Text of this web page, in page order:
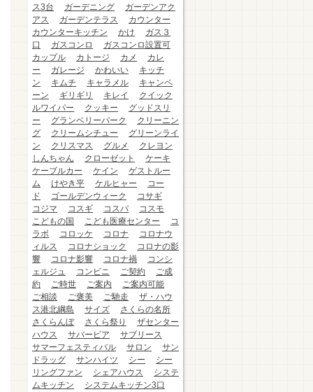
ス3台
ガーデニング
ガーデンアク
アス
ガーデンテラス
カウンター
カウンターキッチン
かけ
ガス３
口
ガスコンロ
ガスコンロ設置可
カップル
カトージ カメ
カレ
ー
ガレージ かわいい
キッチ
ン
キムチ キャラメル
キャンペ
ーン
ギリギリ キレイ
クイック
ルワイパー
クッキー
グッドスリ
ー
グランベリーパーク
クリーニン
グ
クリームシチュー
グリーンライ
ン
クリスマス グルメ
クレヨン
しんちゃん
クローゼット
ケーキ
ケーブルカー
ケイン
ゲストルー
ム
けやき平 ケルヒャー
コー
ド
ゴールデンウィーク
コサギ
コジマ
コスギ コスパ
コスモ
こどもの国
こども医療センター
コ
ラボ
コロッケ コロナ
コロナウ
ィルス
コロナショック
コロナの影
響
コロナ影響 コロナ禍
コンシ
ェルジュ
コンビニ ご契約
ご成
約
ご時世 ご案内
ご案内可能
ご相談
ご褒美 ご馳走
ザ・ハウ
ス港北綱島
サイズ
さくらの名所
さくらんぼ
さくら祭り
ザセンター
ハウス
サバービア
サブリース
サマーフェスティバル
サロン
サン
ドラッグ
サンハイツ シー
シー
リングファン
シェアハウス
システ
ムキッチン
システムキッチン3口